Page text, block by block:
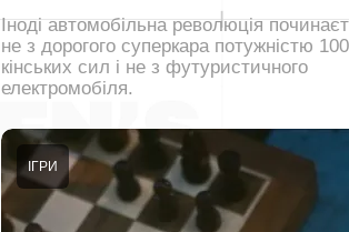
Іноді автомобільна революція
не з дорогого суперкара потужністю
кінських сил і не з футуристичного
електромобіля.
ІГРИ